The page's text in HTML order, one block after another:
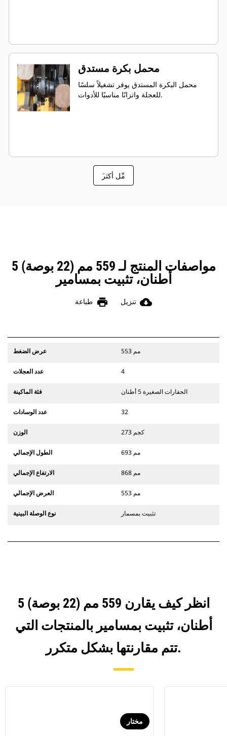
محمل بكرة مستدق
محمل البكرة المستدق يوفر تشغيلاً سلسًا
للعجلة واتزانًا مناسبًا للأدوات.
َمِّل أكثر
مواصفات المنتج لـ 559 مم (22 بوصة) 5
أطنان، تثبيت بمسامير
cloud_download تنزيل print طباعة
عرض الضغط 553 مم
عدد العجلات 4
فئة الماكينة الحفارات الصغيرة 5 أطنان
عدد الوسادات 32
الوزن 273 كجم
الطول الإجمالي 693 مم
الارتفاع الإجمالي 868 مم
العرض الإجمالي 553 مم
نوع الوصلة البينية تثبيت بمسمار
انظر كيف يقارن 559 مم (22 بوصة) 5
أطنان، تثبيت بمسامير بالمنتجات التي
تتم مقارنتها بشكل متكرر.
مختار